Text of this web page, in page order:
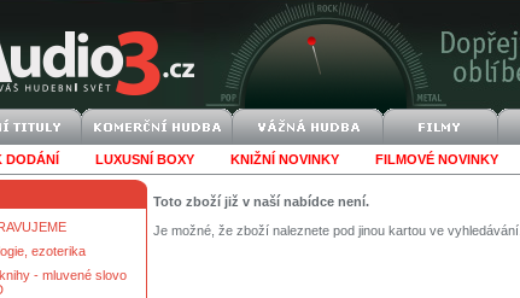
DODÁNÍ LUXUSNÍ BOXY KNIŽNÍ NOVINKY FILMOVÉ NOVINKY
ezoterika
- mluvené slovo
Toto zboží již v naší nabídce není.
Je možné, že zboží naleznete pod jinou kartou ve vyhledávání.